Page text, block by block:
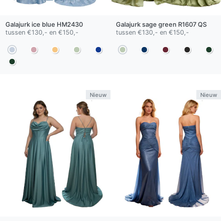
Galajurk ice blue HM2430
tussen €130,- en €150,-
Galajurk sage green R1607 QS
tussen €130,- en €150,-
Nieuw Nieuw